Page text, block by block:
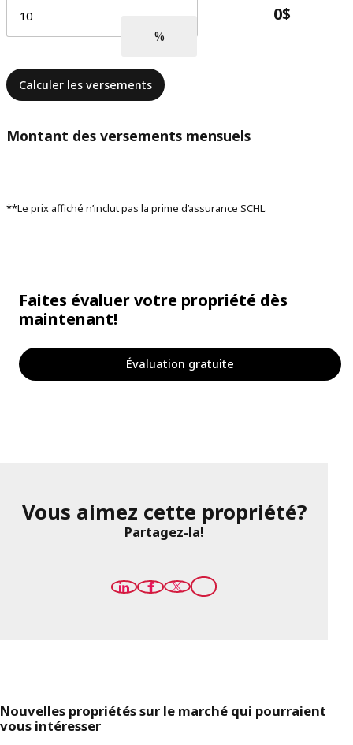
Calculer les versements
Montant des versements mensuels
**Le prix affiché n’inclut pas la prime d’assurance SCHL.
Faites évaluer votre propriété dès
maintenant!
Évaluation gratuite
Vous aimez cette propriété?
Partagez-la!
Nouvelles propriétés sur le marché qui pourraient
vous intéresser